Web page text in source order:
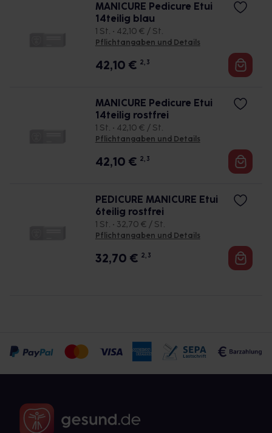
MANICURE Pedicure Etui
14teilig blau
1 St. • 42,10 € / St.
Pflichtangaben und Details
42,10 € 2, 3
MANICURE Pedicure Etui
14teilig rostfrei
1 St. • 42,10 € / St.
Pflichtangaben und Details
42,10 € 2, 3
PEDICURE MANICURE Etui
6teilig rostfrei
1 St. • 32,70 € / St.
Pflichtangaben und Details
32,70 € 2, 3